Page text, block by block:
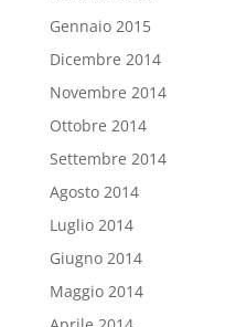
Gennaio 2015
Dicembre 2014
Novembre 2014
Ottobre 2014
Settembre 2014
Agosto 2014
Luglio 2014
Giugno 2014
Maggio 2014